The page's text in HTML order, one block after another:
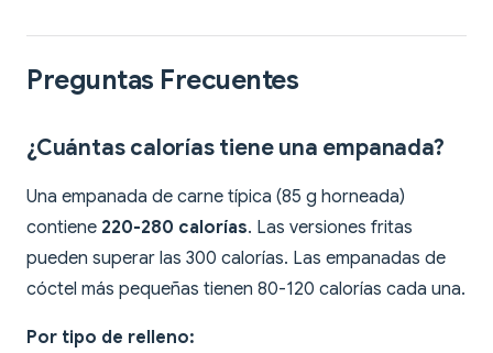
Preguntas Frecuentes
¿Cuántas calorías tiene una empanada?
Una empanada de carne típica (85 g horneada)
contiene 220-280 calorías. Las versiones fritas
pueden superar las 300 calorías. Las empanadas de
cóctel más pequeñas tienen 80-120 calorías cada una.
Por tipo de relleno: